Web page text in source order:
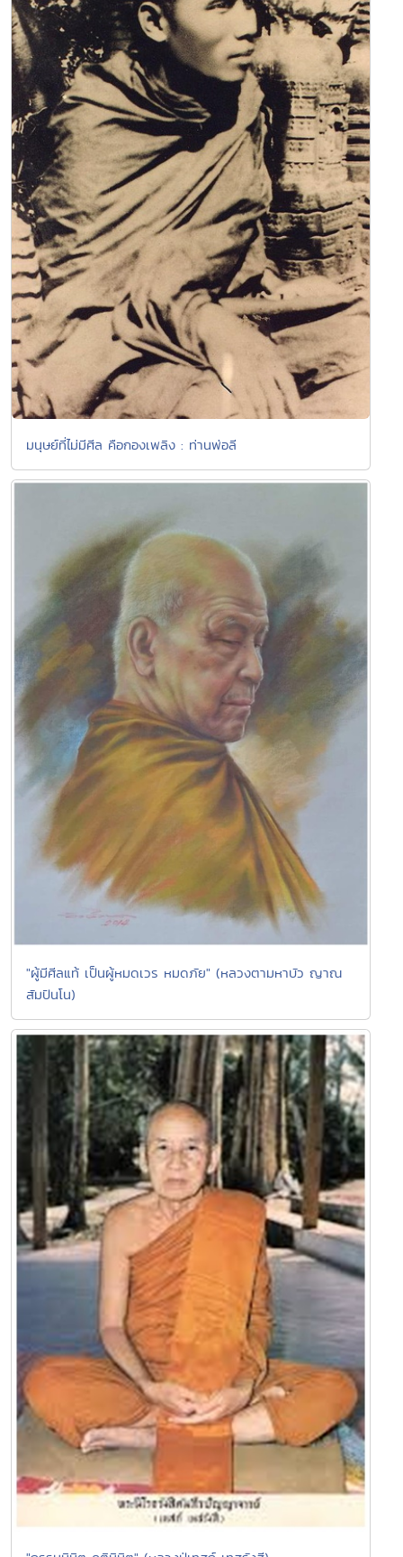
มนุษย์ที่ไม่มีศีล คือกองเพลิง : ท่านพ่อลี
"ผู้มีศีลแท้ เป็นผู้หมดเวร หมดภัย" (หลวงตามหาบัว ญาณ
สัมปันโน)